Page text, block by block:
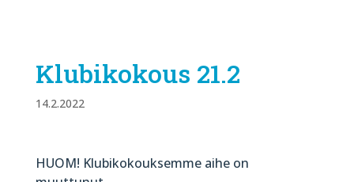
Klubikokous 21.2
14.2.2022
HUOM! Klubikokouksemme aihe on